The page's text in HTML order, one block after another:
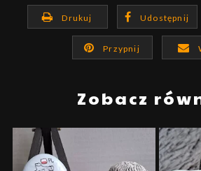
Drukuj Udostępnij
Przypnij
Zobacz